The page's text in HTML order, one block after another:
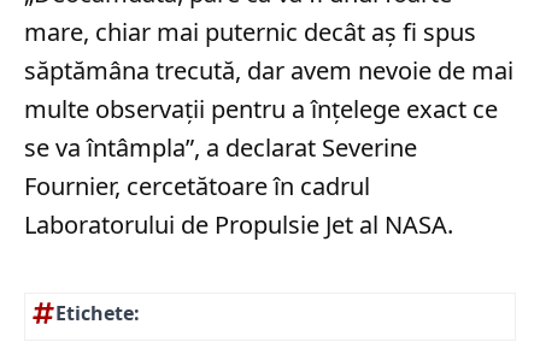
mare, chiar mai puternic decât aș fi spus
săptămâna trecută, dar avem nevoie de mai
multe observații pentru a înțelege exact ce
se va întâmpla”, a declarat Severine
Fournier, cercetătoare în cadrul
Laboratorului de Propulsie Jet al NASA.
Etichete: